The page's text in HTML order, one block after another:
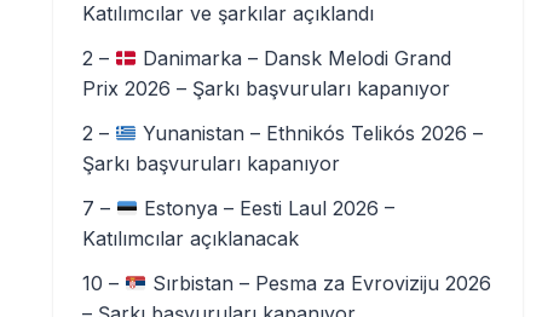
Katılımcılar ve şarkılar açıklandı
2 –
Danimarka – Dansk Melodi Grand
Prix 2026 – Şarkı başvuruları kapanıyor
2 –
Yunanistan – Ethnikós Telikós 2026 –
Şarkı başvuruları kapanıyor
7 –
Estonya – Eesti Laul 2026 –
Katılımcılar açıklanacak
10 –
Sırbistan – Pesma za Evroviziju 2026